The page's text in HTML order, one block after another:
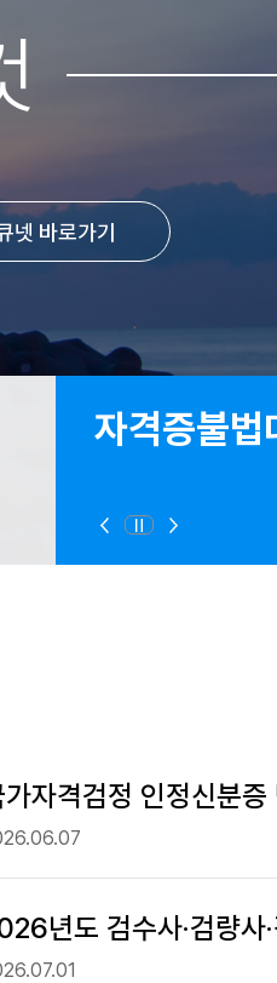
넷 바로가기
지역
이전정지
자격검정 인정신분
년도 검수사·검량사